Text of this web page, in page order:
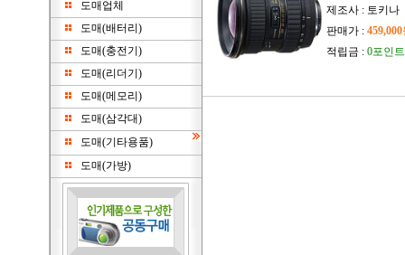
도매업체
도매(배터리)
도매(충전기)
도매(리더기)
도매(메모리)
도매(삼각대)
도매(기타용품)
도매(가방)
제조사 : 토키나
판매가 :
적립금 : 0포인트